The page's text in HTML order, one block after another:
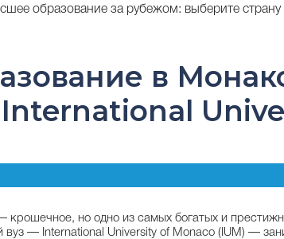
образование за рубежом: выберите страну
в
International
крошечное, но одно из самых богатых и
вуз — International University of Monaco (IUM) —